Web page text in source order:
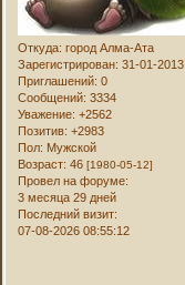
Откуда: город Алма-Ата
Зарегистрирован: 31-01-2013
Приглашений: 0
Сообщений: 3334
Уважение: +2562
Позитив: +2983
Пол: Мужской
Возраст: 46[1980-05-12]
Провел на форуме:
3 месяца 29 дней
Последний визит:
07-08-2026 08:55:12